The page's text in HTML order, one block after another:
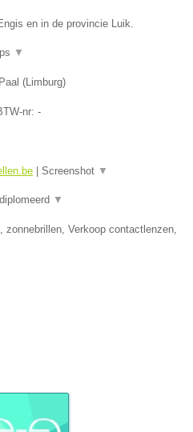
en in de provincie Luik.
▼
Paal ( Limburg)
nr: -
Screenshot ▼
▼
zonnebrillen, Verkoop contactlenzen,